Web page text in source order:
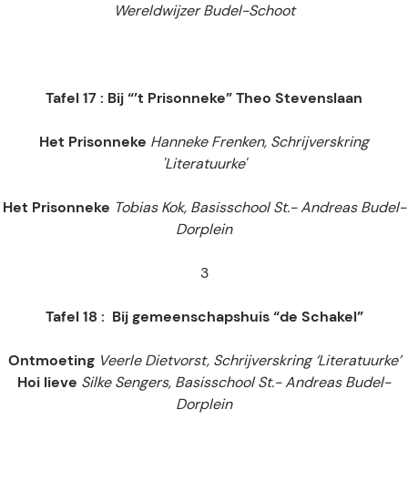
Wereldwijzer Budel-Schoot
Tafel 17 : Bij “’t Prisonneke” Theo Stevenslaan
Het Prisonneke Hanneke Frenken, Schrijverskring
'Literatuurke'
Het Prisonneke Tobias Kok, Basisschool St.- Andreas Budel-
Dorplein
3
Tafel 18 : Bij gemeenschapshuis “de Schakel”
Ontmoeting Veerle Dietvorst, Schrijverskring ‘Literatuurke’
Hoi lieve Silke Sengers, Basisschool St.- Andreas Budel-
Dorplein